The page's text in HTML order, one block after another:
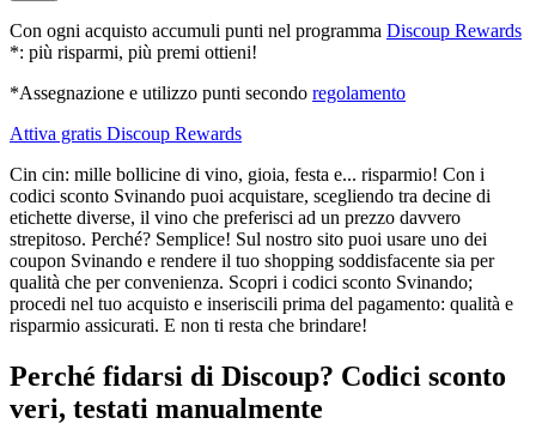
Con ogni acquisto accumuli punti nel programma Discoup Rewards
*: più risparmi, più premi ottieni!
*Assegnazione e utilizzo punti secondo regolamento
Attiva gratis Discoup Rewards
Cin cin: mille bollicine di vino, gioia, festa e... risparmio! Con i
codici sconto Svinando puoi acquistare, scegliendo tra decine di
etichette diverse, il vino che preferisci ad un prezzo davvero
strepitoso. Perché? Semplice! Sul nostro sito puoi usare uno dei
coupon Svinando e rendere il tuo shopping soddisfacente sia per
qualità che per convenienza. Scopri i codici sconto Svinando;
procedi nel tuo acquisto e inseriscili prima del pagamento: qualità e
risparmio assicurati. E non ti resta che brindare!
Perché fidarsi di Discoup? Codici sconto
veri, testati manualmente